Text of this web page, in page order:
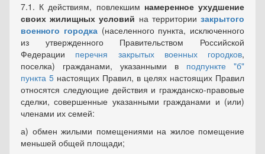
7.1. К действиям, повлекшим намеренное ухудшение
своих жилищных условий на территориизакрытого
военного городка(населенного пункта, исключенного
из утвержденного Правительством Российской
Федерации перечня закрытых военных городков,
поселка) гражданами, указанными в подпункте "б"
пункта 5 настоящих Правил, в целях настоящих Правил
относятся следующие действия и гражданско-правовые
сделки, совершенные указанными гражданами и (или)
членами их семей:
а) обмен жилыми помещениями на жилое помещение
меньшей общей площади;